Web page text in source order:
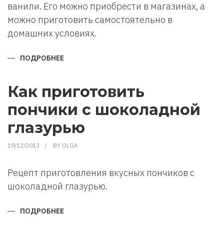
ванили. Его можно приобрести в магазинах, а
можно приготовить самостоятельно в
домашних условиях.
ПОДРОБНЕЕ
В
ДОМАШНИХ
УСЛОВИЯХ
Как приготовить
пончики с шоколадной
глазурью
19/12/2013 BY OLGA
Рецепт приготовления вкусных пончиков с
шоколадной глазурью.
ПОДРОБНЕЕ